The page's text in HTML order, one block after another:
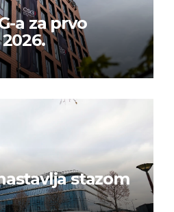
a za prvo
stazom